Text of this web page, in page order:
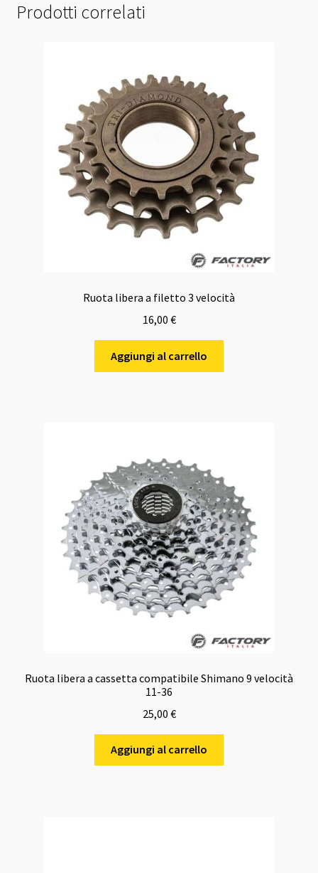
Prodotti correlati
Ruota libera a filetto 3 velocità
16,00 €
Aggiungi al carrello
Ruota libera a cassetta compatibile Shimano 9 velocità
11-36
25,00 €
Aggiungi al carrello